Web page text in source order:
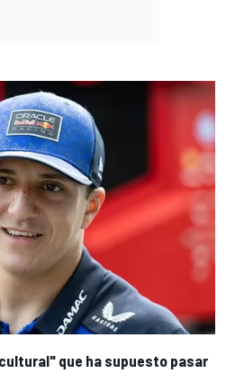
que ha supuesto pasar